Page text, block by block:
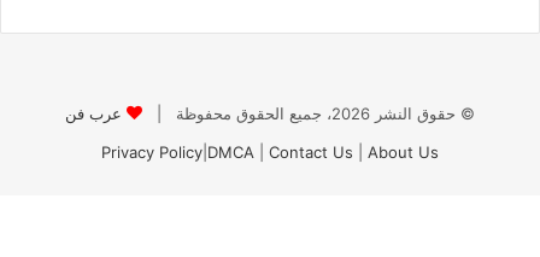
© حقوق النشر 2026، جميع الحقوق محفوظة |
عرب فن
Privacy Policy DMCA Contact Us About Us